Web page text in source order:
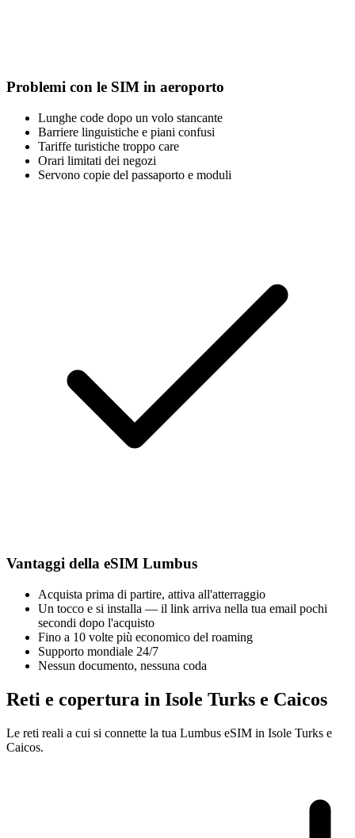
Problemi con le SIM in aeroporto
Lunghe code dopo un volo stancante
Barriere linguistiche e piani confusi
Tariffe turistiche troppo care
Orari limitati dei negozi
Servono copie del passaporto e moduli
Vantaggi della eSIM Lumbus
Acquista prima di partire, attiva all'atterraggio
Un tocco e si installa — il link arriva nella tua email pochi
secondi dopo l'acquisto
Fino a 10 volte più economico del roaming
Supporto mondiale 24/7
Nessun documento, nessuna coda
Reti e copertura in Isole Turks e Caicos
Le reti reali a cui si connette la tua Lumbus eSIM in Isole Turks e
Caicos.